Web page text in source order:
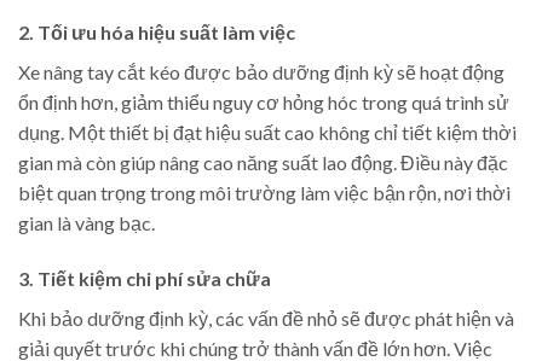
2. Tối ưu hóa hiệu suất làm việc
Xe nâng tay cắt kéo được bảo dưỡng định kỳ sẽ hoạt động
ổn định hơn, giảm thiểu nguy cơ hỏng hóc trong quá trình sử
dụng. Một thiết bị đạt hiệu suất cao không chỉ tiết kiệm thời
gian mà còn giúp nâng cao năng suất lao động. Điều này đặc
biệt quan trọng trong môi trường làm việc bận rộn, nơi thời
gian là vàng bạc.
3. Tiết kiệm chi phí sửa chữa
Khi bảo dưỡng định kỳ, các vấn đề nhỏ sẽ được phát hiện và
giải quyết trước khi chúng trở thành vấn đề lớn hơn. Việc